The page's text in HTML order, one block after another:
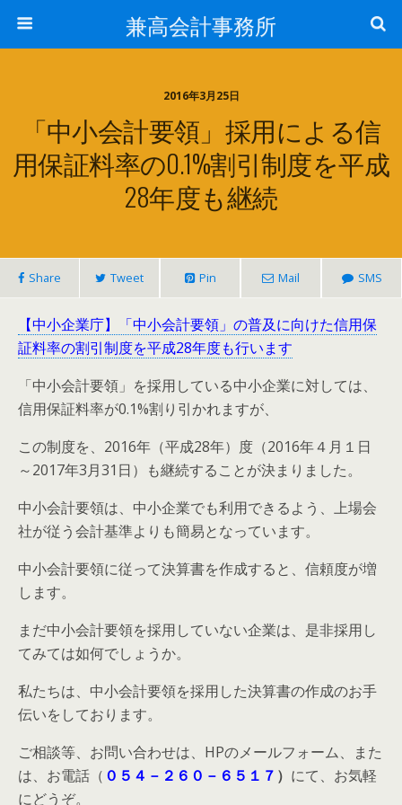
兼高会計事務所
2016年3月25日
「中小会計要領」採用による信
用保証料率の0.1%割引制度を平成
28年度も継続
Share Tweet Pin Mail SMS
【中小企業庁】「中小会計要領」の普及に向けた信用保
証料率の割引制度を平成28年度も行います
「中小会計要領」を採用している中小企業に対しては、
信用保証料率が0.1%割り引かれますが、
この制度を、2016年（平成28年）度（2016年４月１日
～2017年3月31日）も継続することが決まりました。
中小会計要領は、中小企業でも利用できるよう、上場会
社が従う会計基準よりも簡易となっています。
中小会計要領に従って決算書を作成すると、信頼度が増
します。
まだ中小会計要領を採用していない企業は、是非採用し
てみては如何でしょうか。
私たちは、中小会計要領を採用した決算書の作成のお手
伝いをしております。
ご相談等、お問い合わせは、HPのメールフォーム、また
は、お電話（ ０５４－２６０－６５１７ ） にて、お気軽
にどうぞ。